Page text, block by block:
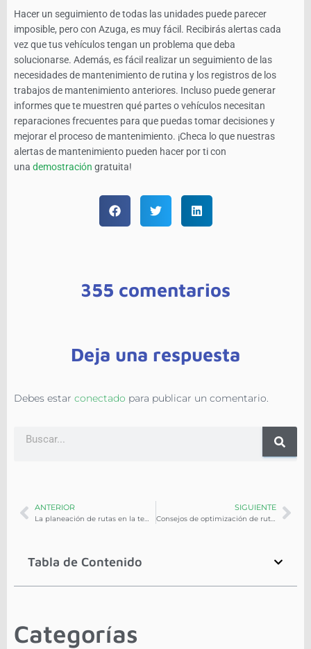
Hacer un seguimiento de todas las unidades puede parecer
imposible, pero con Azuga, es muy fácil. Recibirás alertas cada
vez que tus vehículos tengan un problema que deba
solucionarse. Además, es fácil realizar un seguimiento de las
necesidades de mantenimiento de rutina y los registros de los
trabajos de mantenimiento anteriores. Incluso puede generar
informes que te muestren qué partes o vehículos necesitan
reparaciones frecuentes para que puedas tomar decisiones y
mejorar el proceso de mantenimiento. ¡Checa lo que nuestras
alertas de mantenimiento pueden hacer por ti con
una demostración gratuita!
355 comentarios
Deja una respuesta
Debes estar conectado para publicar un comentario.
ANTERIOR SIGUIENTE
Consejos de optimización de rutas para 2022
Tabla de Contenido
Categorías